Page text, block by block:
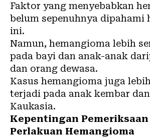
Faktor yang menyebabkan
belum sepenuhnya dipahami
ini.
Namun, hemangioma lebih
pada bayi dan anak-anak
dan orang dewasa.
Kasus hemangioma juga
terjadi pada anak kembar
Kaukasia.
Kepentingan Pemeriksaan
Perlakuan Hemangioma